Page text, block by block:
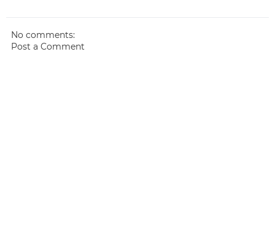
No comments:
Post a Comment